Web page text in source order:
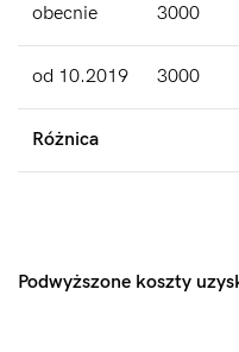
obecnie 3000
od 10.2019 3000
Różnica
Podwyższone koszty